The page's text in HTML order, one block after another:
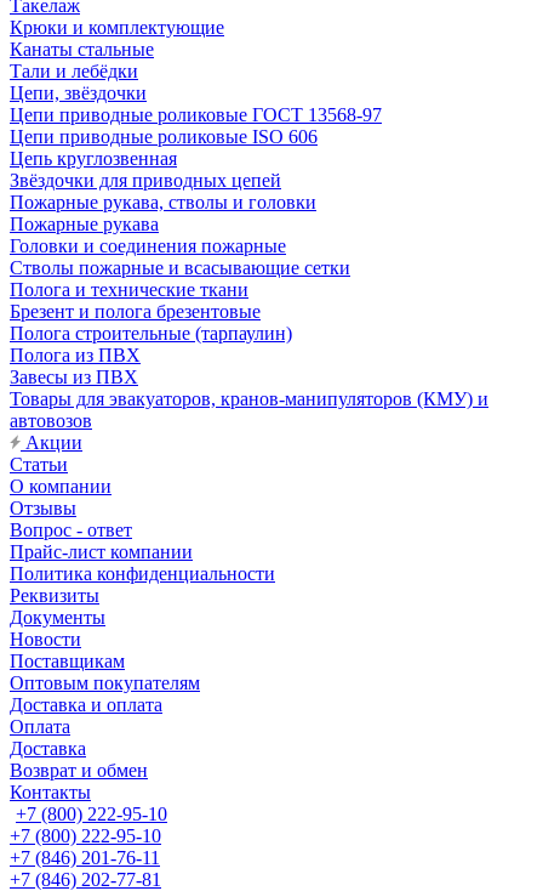
Такелаж
Крюки и комплектующие
Канаты стальные
Тали и лебёдки
Цепи, звёздочки
Цепи приводные роликовые ГОСТ 13568-97
Цепи приводные роликовые ISO 606
Цепь круглозвенная
Звёздочки для приводных цепей
Пожарные рукава, стволы и головки
Пожарные рукава
Головки и соединения пожарные
Стволы пожарные и всасывающие сетки
Полога и технические ткани
Брезент и полога брезентовые
Полога строительные (тарпаулин)
Полога из ПВХ
Завесы из ПВХ
Товары для эвакуаторов, кранов-манипуляторов (КМУ) и
автовозов
Акции
Статьи
О компании
Отзывы
Вопрос - ответ
Прайс-лист компании
Политика конфиденциальности
Реквизиты
Документы
Новости
Поставщикам
Оптовым покупателям
Доставка и оплата
Оплата
Доставка
Возврат и обмен
Контакты
+7 (800) 222-95-10
+7 (800) 222-95-10
+7 (846) 201-76-11
+7 (846) 202-77-81